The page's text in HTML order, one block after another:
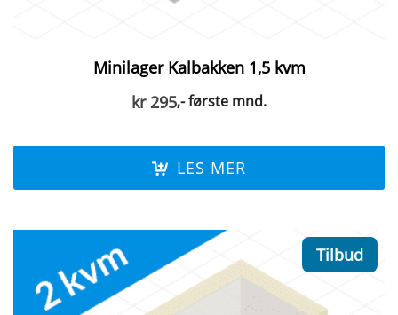
Minilager Kalbakken 1,5 kvm
kr295,- første mnd.
LES MER
Tilbud